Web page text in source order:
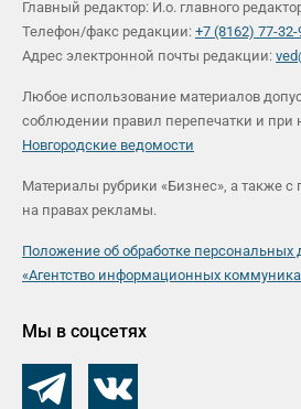
Главный редактор: И.о. главного
Телефон/факс редакции: +7 (8162) 77-32-
Адрес электронной почты редакции:
Любое использование материалов
соблюдении правил перепечатки и при
Новгородские ведомости
Материалы рубрики «Бизнес», а также
на правах рекламы.
Положение об обработке персональных
«Агентство информационных
Мы в соцсетях